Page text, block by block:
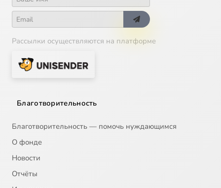
17
18 Иларион Великий, преподобный
21
22
Рассылки осуществляются на платформе
Благотворительность
Благотворительность — помочь нуждающимся
О фонде
Новости
Отчёты